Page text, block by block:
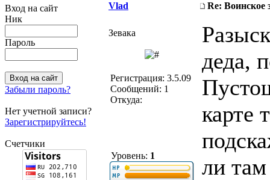
Вход на сайт
Ник
Пароль
Забыли пароль?
Нет учетной записи?
Зарегистрируйтесь!
Счетчики
Vlad Re: Воинское
Зевака
Регистрация: 3.5.09
Сообщений: 1
Откуда:
Уровень: 1
деда,
карте
ли там